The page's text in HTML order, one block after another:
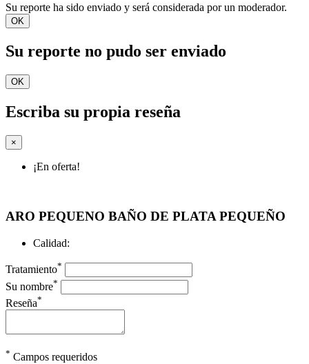
Su reporte ha sido enviado y será considerada por un moderador.
OK
Su reporte no pudo ser enviado
OK
Escriba su propia reseña
×
¡En oferta!
ARO PEQUENO BAÑO DE PLATA PEQUEÑO
Calidad:
Tratamiento*
Su nombre*
Reseña*
* Campos requeridos